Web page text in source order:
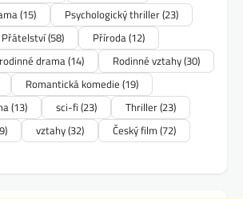
(15) Psychologický thriller(23)
Přátelství(58) Příroda(12)
rodinné drama(14) Rodinné vztahy(30)
Romantická komedie (19)
(13) sci-fi (23) Thriller(23)
vztahy(32) Český film (72)